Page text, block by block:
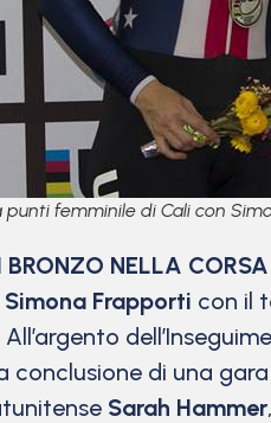
punti femminile di Cali con
NELLA
Simona Frapporti con il
conclusione di una
Sarah Hammer